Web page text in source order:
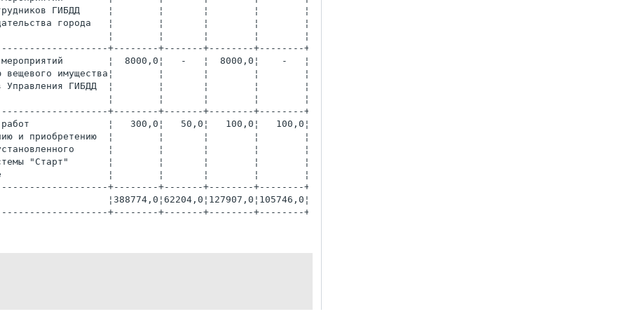
ГИБДД     ¦        ¦       ¦        ¦        ¦       ¦
города   ¦        ¦       ¦        ¦        ¦       ¦
¦        ¦       ¦        ¦        ¦       ¦
+--------+-------+--------+--------+-------+
мероприятий        ¦  8000,0¦   -   ¦  8000,0¦    -   ¦   -   ¦
вещевого имущества¦        ¦       ¦        ¦        ¦       ¦
Управления ГИБДД  ¦        ¦       ¦        ¦        ¦       ¦
¦        ¦       ¦        ¦        ¦       ¦
+--------+-------+--------+--------+-------+
работ              ¦   300,0¦   50,0¦   100,0¦   100,0¦   50,0¦
и приобретению  ¦        ¦       ¦        ¦        ¦       ¦
установленного      ¦        ¦       ¦        ¦        ¦       ¦
"Старт"       ¦        ¦       ¦        ¦        ¦       ¦
¦        ¦       ¦        ¦        ¦       ¦
+--------+-------+--------+--------+-------+
¦388774,0¦62204,0¦127907,0¦105746,0¦92917,0¦
+--------+-------+--------+--------+-------+